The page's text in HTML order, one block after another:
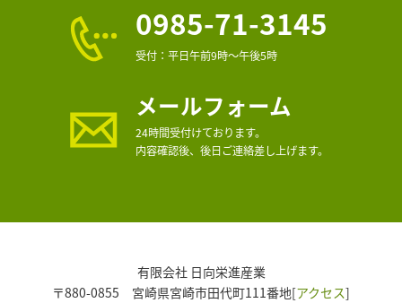
0985-71-3145
受付：平日午前9時～午後5時
メールフォーム
24時間受付けております。
内容確認後、後日ご連絡差し上げます。
有限会社 日向栄進産業
〒880-0855 宮崎県宮崎市田代町111番地[アクセス]